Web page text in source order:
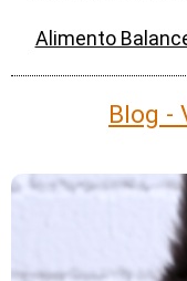
Alimento
Blog -